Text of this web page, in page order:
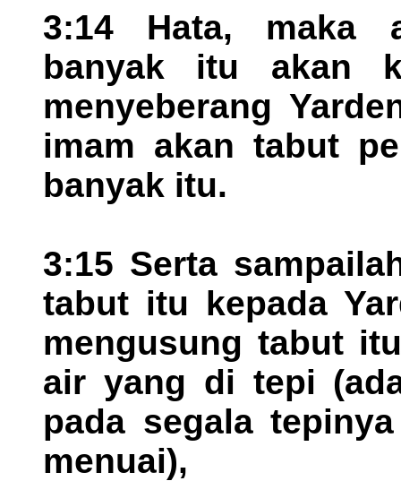
3:14 Hata, maka
banyak itu akan
menyeberang
imam akan tabut
banyak itu.
3:15 Serta
tabut itu kepada
mengusung tabut
air yang di tepi
pada segala
menuai),